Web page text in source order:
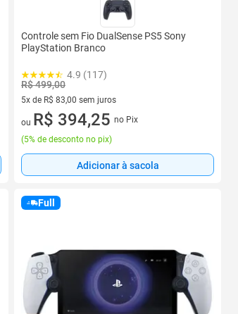
Controle sem Fio DualSense PS5 Sony
PlayStation Branco
4.9 (117)
R$ 499,00
5x de R$ 83,00 sem juros
5 vez de R$ 83,00 sem juros
ou R$ 394,25 no Pix
(5% de desconto no pix)
Adicionar à sacola
Full